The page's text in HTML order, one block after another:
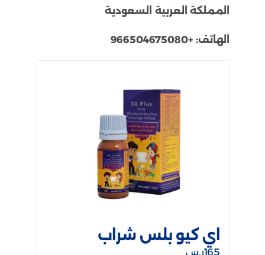
المملكة العربية السعودية
الهاتف:+966504675080
اي كيو بلس شراب
165ر.س